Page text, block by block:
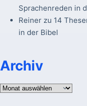
Sprachenreden in
Reinerzu 14
in der Bibel
Archiv
Archiv